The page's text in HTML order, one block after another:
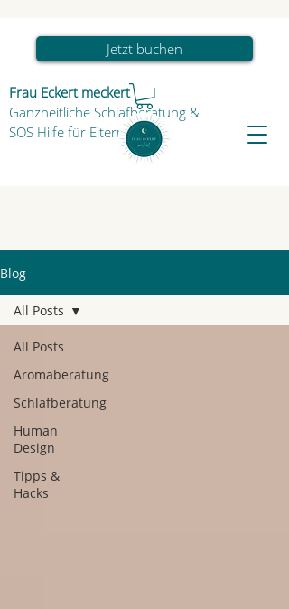
Jetzt buchen
Frau Eckert meckert
Ganzheitliche Schlafberatung &
SOS Hilfe für Eltern & Kind
Blog
All Posts
Aromaberatung
Schlafberatung
Human
Design
Tipps &
Hacks
All Posts